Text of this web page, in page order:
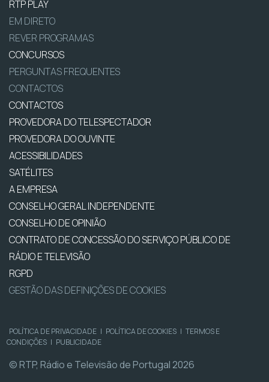
RTP PLAY
EM DIRETO
REVER PROGRAMAS
CONCURSOS
PERGUNTAS FREQUENTES
CONTACTOS
CONTACTOS
PROVEDORA DO TELESPECTADOR
PROVEDORA DO OUVINTE
ACESSIBILIDADES
SATÉLITES
A EMPRESA
CONSELHO GERAL INDEPENDENTE
CONSELHO DE OPINIÃO
CONTRATO DE CONCESSÃO DO SERVIÇO PÚBLICO DE
RÁDIO E TELEVISÃO
RGPD
GESTÃO DAS DEFINIÇÕES DE COOKIES
POLÍTICA DE PRIVACIDADE | POLÍTICA DE COOKIES | TERMOS E
CONDIÇÕES | PUBLICIDADE
© RTP, Rádio e Televisão de Portugal 2026